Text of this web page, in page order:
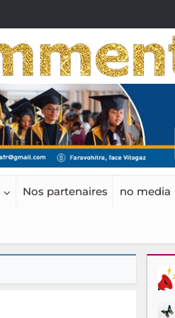
Nos partenaires no media